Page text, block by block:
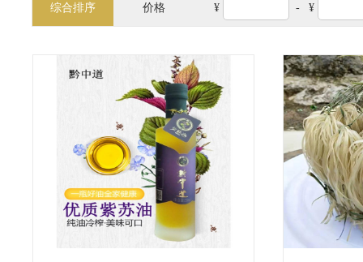
综合排序 价格 ¥ - ¥